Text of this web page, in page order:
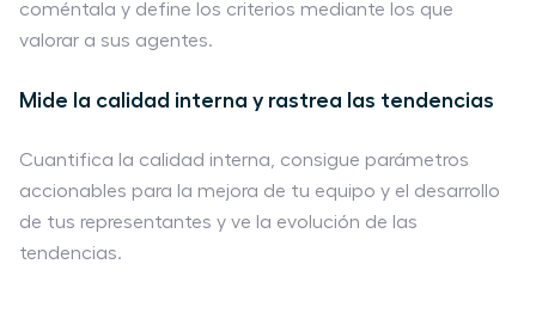
coméntala y define los criterios mediante los que
valorar a sus agentes.
Mide la calidad interna y rastrea las tendencias
Cuantifica la calidad interna, consigue parámetros
accionables para la mejora de tu equipo y el desarrollo
de tus representantes y ve la evolución de las
tendencias.